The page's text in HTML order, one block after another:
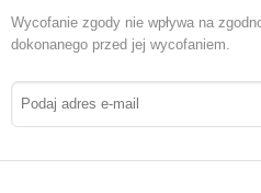
Wycofanie zgody nie wpływa na
dokonanego przed jej wycofaniem.